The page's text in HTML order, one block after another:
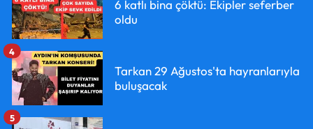
6 katlı bina çöktü: Ekipler seferber
oldu
Tarkan 29 Ağustos'ta hayranlarıyla
buluşacak
4
5